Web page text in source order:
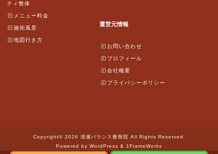
ティ整体
メニュー料金
施術風景
地図行き方
運営元情報
お問い合わせ
プロフィール
会社概要
プライバシーポリシー
Copyright© 2026 清瀬バランス整骨院 All Rights Reserved.
Powered by WordPress & 1FrameWorks